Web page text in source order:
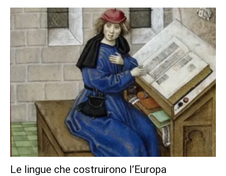
Le lingue che costruirono l’Europa